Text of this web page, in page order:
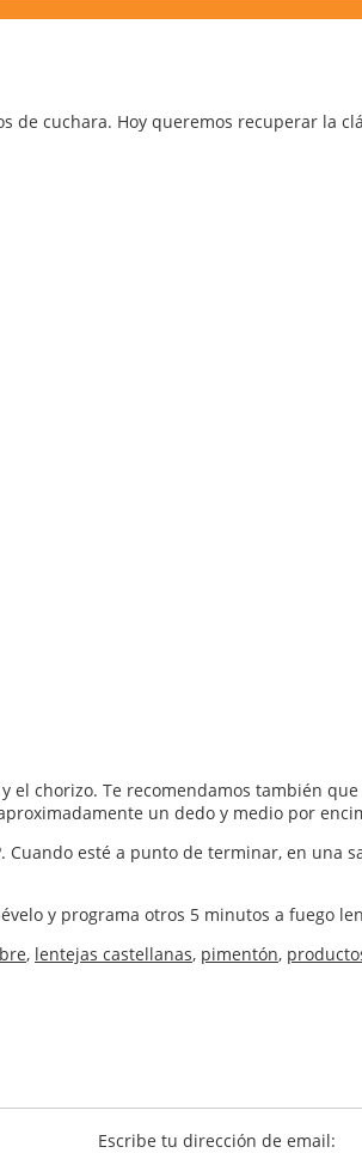
de cuchara. Hoy queremos recuperar la
el chorizo. Te recomendamos también
un dedo y medio por
Cuando esté a punto de terminar, en
y programa otros 5 minutos a fuego
, lentejas castellanas, pimentón,
Escribe tu dirección de email: